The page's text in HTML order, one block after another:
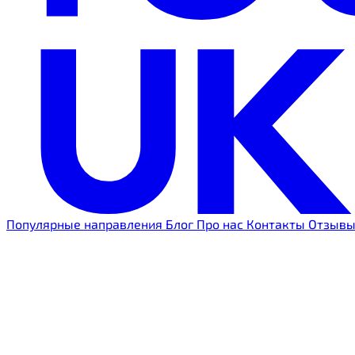
Популярные направления Блог Про нас Контакты Отзывы